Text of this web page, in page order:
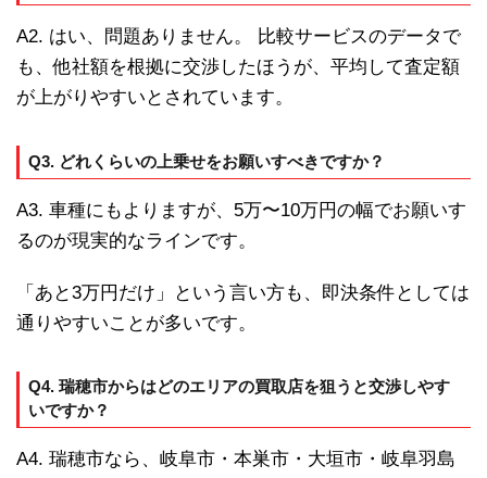
A2. はい、問題ありません。 比較サービスのデータで
も、他社額を根拠に交渉したほうが、平均して査定額
が上がりやすいとされています。
Q3. どれくらいの上乗せをお願いすべきですか？
A3. 車種にもよりますが、5万〜10万円の幅でお願いす
るのが現実的なラインです。
「あと3万円だけ」という言い方も、即決条件としては
通りやすいことが多いです。
Q4. 瑞穂市からはどのエリアの買取店を狙うと交渉しやす
いですか？
A4. 瑞穂市なら、岐阜市・本巣市・大垣市・岐阜羽島